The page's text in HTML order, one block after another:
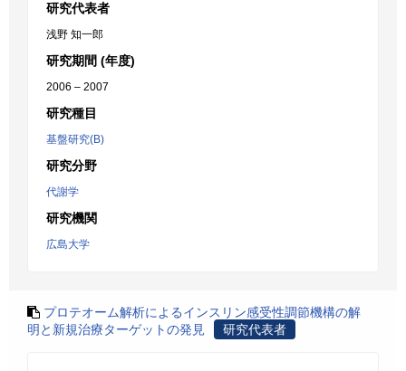
研究代表者
浅野 知一郎
研究期間 (年度)
2006 – 2007
研究種目
基盤研究(B)
研究分野
代謝学
研究機関
広島大学
プロテオーム解析によるインスリン感受性調節機構の解
明と新規治療ターゲットの発見
研究代表者